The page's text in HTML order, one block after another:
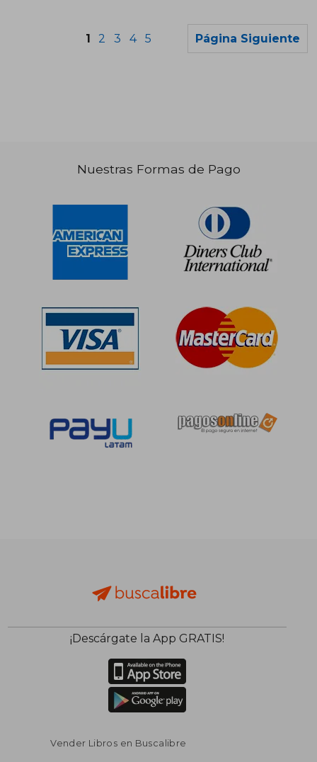
S/ 69,55
1 2 3 4 5 Página Siguiente
Nuestras Formas de Pago
¡Descárgate la App GRATIS!
Vender Libros en Buscalibre